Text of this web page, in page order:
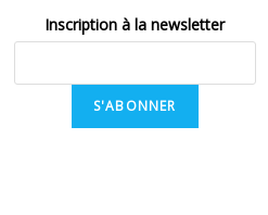
Inscription à la newsletter
S'ABONNER